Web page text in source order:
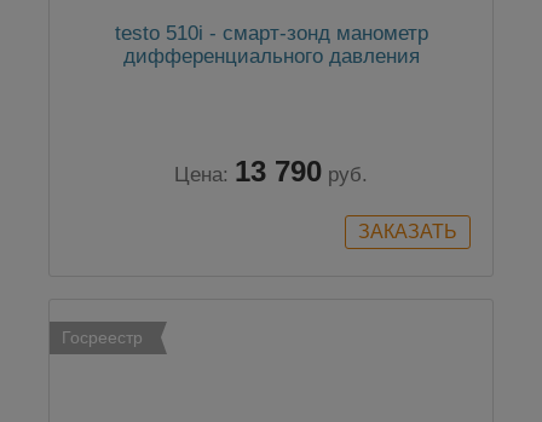
testo 510i - смарт-зонд манометр
дифференциального давления
Цена: 13 790 руб.
Госреестр